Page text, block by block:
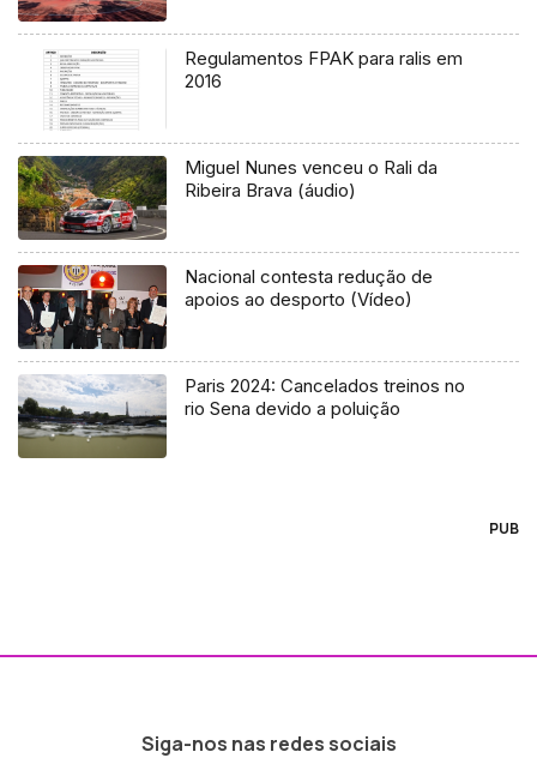
Regulamentos FPAK para ralis em
2016
Miguel Nunes venceu o Rali da
Ribeira Brava (áudio)
Nacional contesta redução de
apoios ao desporto (Vídeo)
Paris 2024: Cancelados treinos no
rio Sena devido a poluição
PUB
Siga-nos nas redes sociais